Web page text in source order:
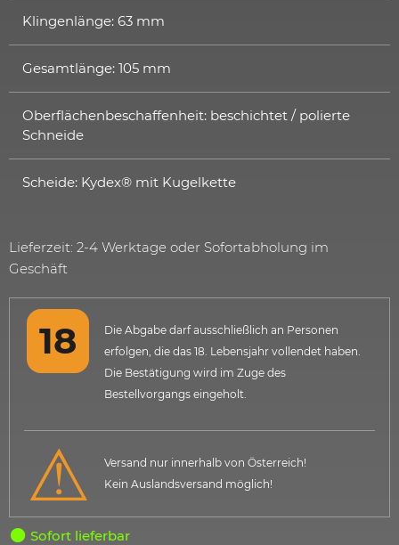
Klingenlänge: 63 mm
Gesamtlänge: 105 mm
Oberflächenbeschaffenheit: beschichtet / polierte
Schneide
Scheide: Kydex® mit Kugelkette
Lieferzeit: 2-4 Werktage oder Sofortabholung im
Geschäft
Die Abgabe darf ausschließlich an Personen
erfolgen, die das 18. Lebensjahr vollendet haben.
Die Bestätigung wird im Zuge des
Bestellvorgangs eingeholt.
Versand nur innerhalb von Österreich!
Kein Auslandsversand möglich!
Sofort lieferbar